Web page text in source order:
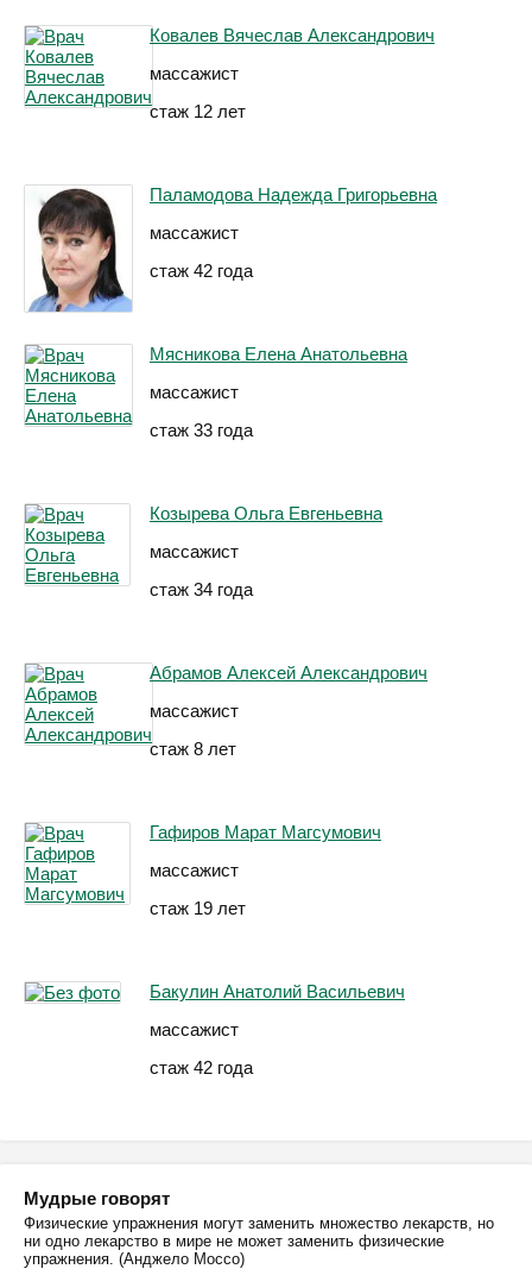
Ковалев Вячеслав Александрович
массажист
стаж 12 лет
Паламодова Надежда Григорьевна
массажист
стаж 42 года
Мясникова Елена Анатольевна
массажист
стаж 33 года
Козырева Ольга Евгеньевна
массажист
стаж 34 года
Абрамов Алексей Александрович
массажист
стаж 8 лет
Гафиров Марат Магсумович
массажист
стаж 19 лет
Бакулин Анатолий Васильевич
массажист
стаж 42 года
Мудрые говорят
Физические упражнения могут заменить множество лекарств, но
ни одно лекарство в мире не может заменить физические
упражнения. (Анджело Моссо)